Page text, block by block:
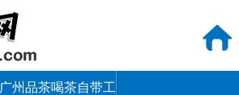
广州品茶喝茶自带工